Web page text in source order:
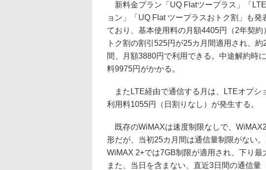
新料金プラン「UQ Flatツープラス」「
ョン」「UQ Flat ツープラスおトク割」も発
ており、基本使用料の月額4405円（2年契約
トク割の割引525円が25カ月間適用され、約
間、月額3880円で利用できる。中途解約時
料9975円がかかる。
またLTE経由で通信する月は、LTEオプシ
利用料1055円（日割りなし）が発生する。
既存のWiMAXは速度制限なしで、
形だが、当初25カ月間は通信量制限がない
WiMAX 2+では7GB制限が適用され、下り最
また、当日を含まない、直近3日間の通信量